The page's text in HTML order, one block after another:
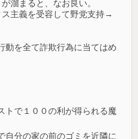
溜まると、なお良い。
ス主義を受容して野党支持→
動を全て詐欺行為に当てはめ
トで１００の利が得られる魔
自分の家の前のゴミを近隣に